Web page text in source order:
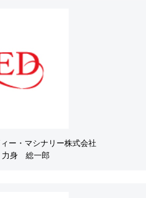
ー・マシナリー株式会社
力身 総一郎